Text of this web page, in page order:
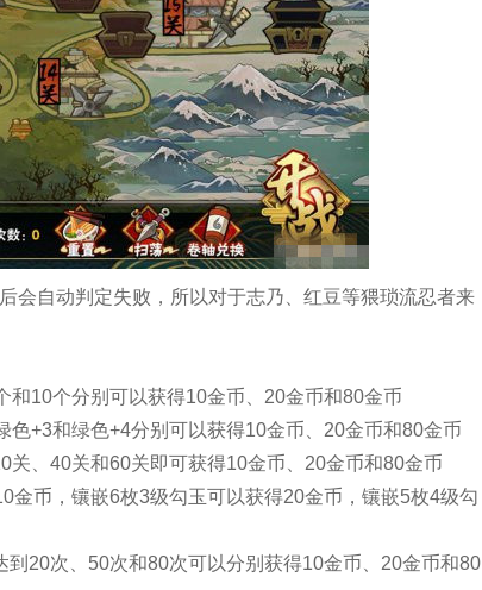
会自动判定失败，所以对于志乃、红豆等猥琐流忍者来
10个分别可以获得10金币、20金币和80金币
+3和绿色+4分别可以获得10金币、20金币和80金币
、40关和60关即可获得10金币、20金币和80金币
币，镶嵌6枚3级勾玉可以获得20金币，镶嵌5枚4级勾
20次、50次和80次可以分别获得10金币、20金币和80